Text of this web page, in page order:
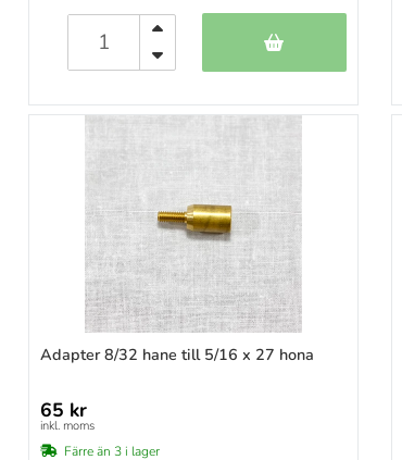
Optik
Rengöringskit
Textilvård
Vapenolja & vapenfett
Vapenvårdsmattor
Vapenverktyg
Adapter 8/32 hane till 5/16 x 27 hona
65 kr
inkl. moms
Färre än 3 i lager